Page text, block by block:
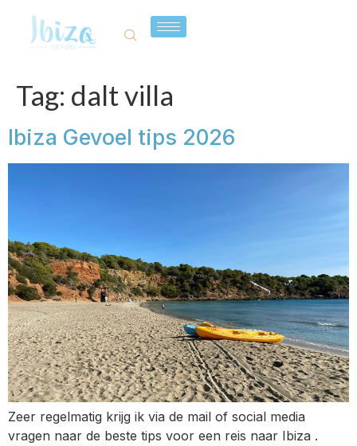
Tag: dalt villa
Ibiza Gevoel tips 2026
Zeer regelmatig krijg ik via de mail of social media
vragen naar de beste tips voor een reis naar Ibiza .